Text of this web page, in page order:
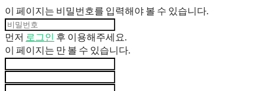
이 페이지는 비밀번호를 입력해야 볼 수 있습니다.
먼저 로그인 후 이용해주세요.
이 페이지는 만 볼 수 있습니다.